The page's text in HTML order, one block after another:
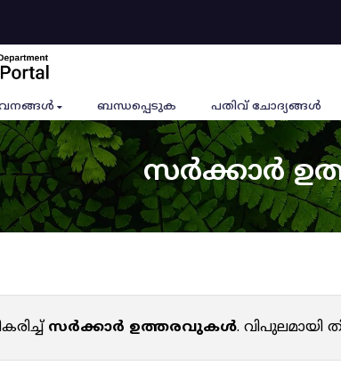
ബന്ധപ്പെടുക പതിവ് ചോദ്യങ്ങൾ
സർക്കാർ
സർക്കാർ ഉത്തരവുകൾ. വിപുലമായി